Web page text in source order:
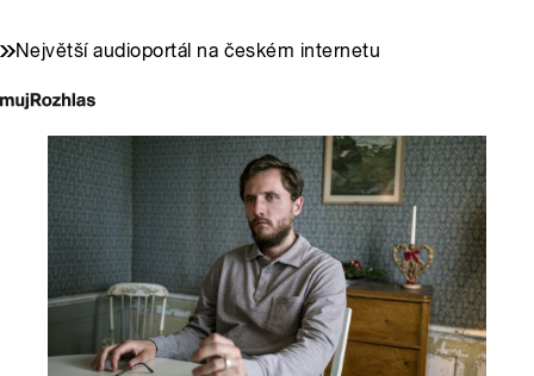
Největší audioportál na českém internetu